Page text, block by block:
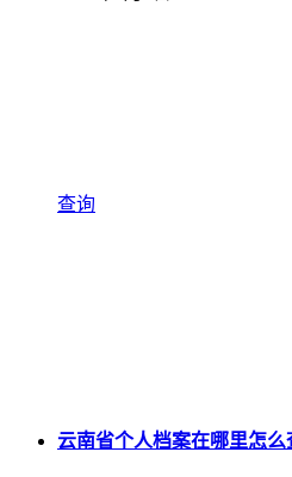
查询
云南省个人档案在哪里怎么